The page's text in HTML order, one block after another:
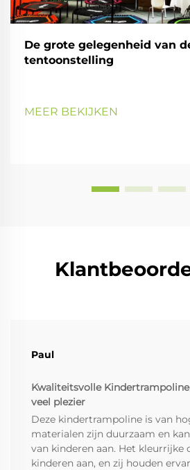
De grote gelegenheid van
tentoonstelling
MEER BEKIJKEN
Paul
Kwaliteitsvolle
veel plezier
Deze kindertrampoline is van
materialen zijn duurzaam en
van kinderen aan. Het
kinderen aan, en zij houden